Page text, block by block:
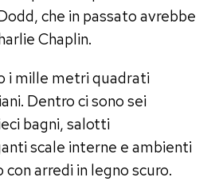
che in passato avrebbe
Chaplin.
i mille metri quadrati
Dentro ci sono sei
bagni, salotti
scale interne e ambienti
arredi in legno scuro.